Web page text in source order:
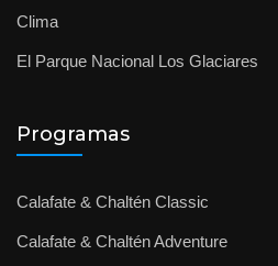
Clima
El Parque Nacional Los Glaciares
Programas
Calafate & Chaltén Classic
Calafate & Chaltén Adventure